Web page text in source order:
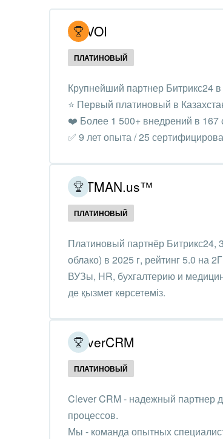
Внедрение КЭДО
Интеграция с 1С
Организация задач и
Внедрение Бизнес-
процессов
администрирование
Создание сайтов
Интернет-магазин и CRM
Крупные корпоративные
внедрения
Внедрение для медицины
гос.организаций
Внедрение онлайн-
продаж
Внедрение онлайн-офиса
NOVOI
ПЛАТИНОВЫЙ
Крупнейший партнер Битрикс24 в
⭐️ Первый платиновый в
❤️ Более 1 500+ внедрений в 167
✅ 9 лет опыта / 25
GETMAN.us™
ПЛАТИНОВЫЙ
Платиновый партнёр Битрикс24,
облако) в 2025 г, рейтинг 5.0 на
ВУЗы, HR, бухгалтерию и
де қызмет көрсетеміз.
CleverCRM
ПЛАТИНОВЫЙ
Clever CRM - надежный партнер
процессов.
Мы - команда опытных